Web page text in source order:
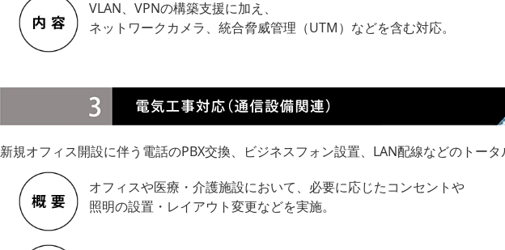
VLAN、VPNの構築支援に加え、
ネットワークカメラ、統合脅威管理（UTM）などを含む対応。
新規オフィス開設に伴う電話のPBX交換、ビジネスフォン設置、LAN配線などのトー
オフィスや医療・介護施設において、必要に応じたコンセントや
照明の設置・レイアウト変更などを実施。